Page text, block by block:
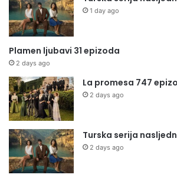
1 day ago
Plamen ljubavi 31 epizoda
2 days ago
La promesa 747
2 days ago
Turska serija
2 days ago